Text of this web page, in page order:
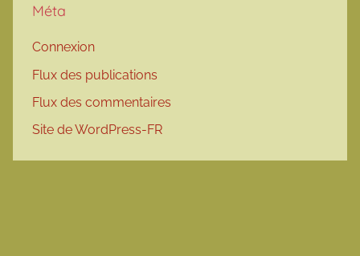
Méta
Connexion
Flux des publications
Flux des commentaires
Site de WordPress-FR